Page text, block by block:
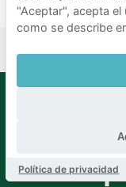
Da Attilio
"Aceptar", acepta
como se describe
Política de privacidad